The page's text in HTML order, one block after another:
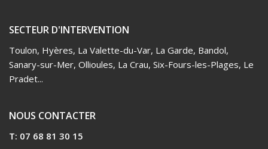
SECTEUR D'INTERVENTION
Toulon, Hyères, La Valette-du-Var, La Garde, Bandol,
Sanary-sur-Mer, Ollioules, La Crau, Six-Fours-les-Plages, Le
Pradet...
NOUS CONTACTER
T: 07 68 81 30 15